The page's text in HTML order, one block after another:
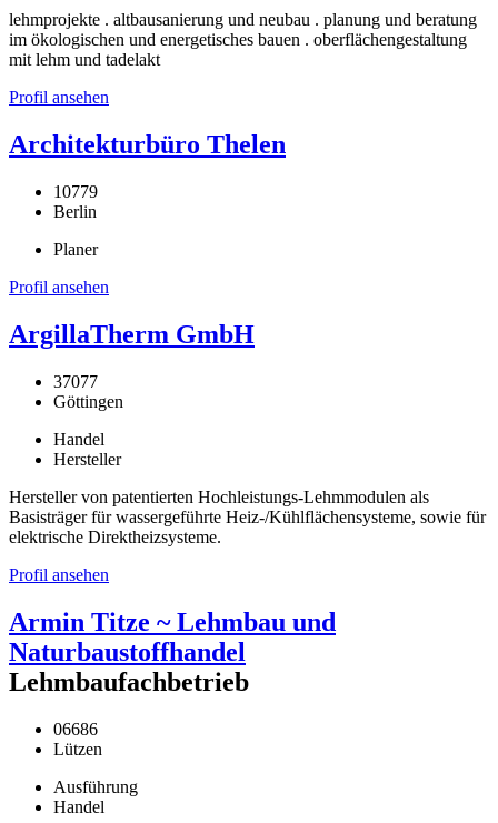
lehmprojekte . altbausanierung und neubau . planung und beratung
im ökologischen und energetisches bauen . oberflächengestaltung
mit lehm und tadelakt
Profil ansehen
Architekturbüro Thelen
10779
Berlin
Planer
Profil ansehen
ArgillaTherm GmbH
37077
Göttingen
Handel
Hersteller
Hersteller von patentierten Hochleistungs-Lehmmodulen als
Basisträger für wassergeführte Heiz-/Kühlflächensysteme, sowie für
elektrische Direktheizsysteme.
Profil ansehen
Armin Titze ~ Lehmbau und
Naturbaustoffhandel
Lehmbaufachbetrieb
06686
Lützen
Ausführung
Handel